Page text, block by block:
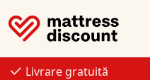
Livrare gratuită